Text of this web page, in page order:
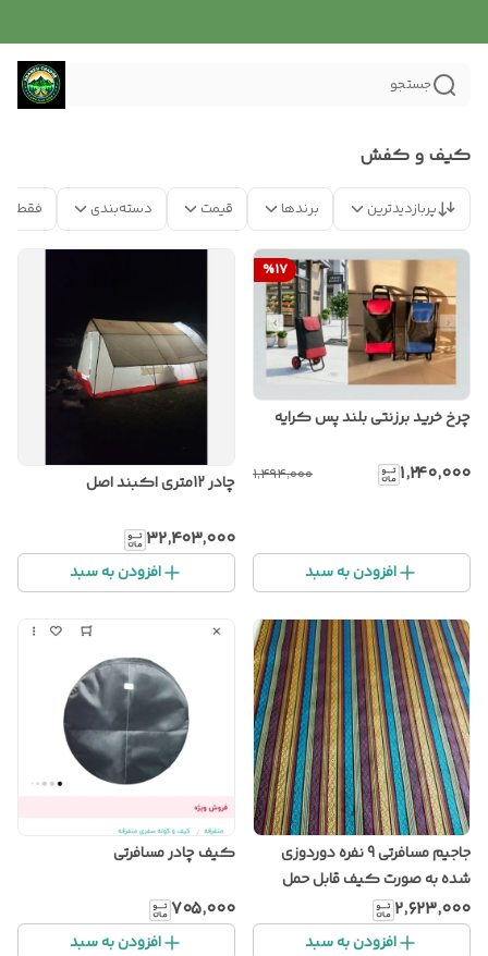
جستجو
کیف و کفش
پربازدیدترین برندها قیمت دسته‌بندی فقط
%17
چرخ خرید برزنتی بلند پس کرایه
۱٬۲۴۰٬۰۰۰ ۱٬۴۹۴٬۰۰۰
افزودن به سبد
چادر 12متری اکبند اصل
۳۲٬۴۰۳٬۰۰۰
افزودن به سبد
جاجیم مسافرتی 9 نفره دوردوزی
شده به صورت کیف قابل حمل
۲٬۶۲۳٬۰۰۰
افزودن به سبد
کیف چادر مسافرتی
۷۰۵٬۰۰۰
افزودن به سبد